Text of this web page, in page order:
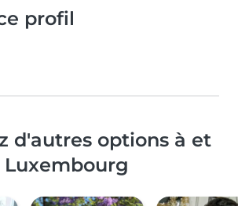
profil
d'autres options à et